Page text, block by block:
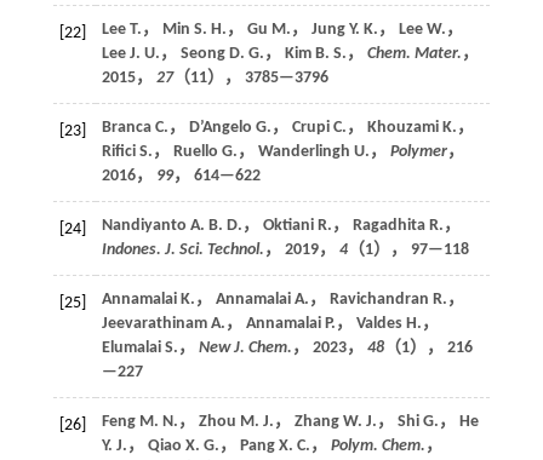
[22]
Lee T.， Min S. H.， Gu M.， Jung Y. K.， Lee W.，
Lee J. U.， Seong D. G.， Kim B. S.， Chem. Mater. ，
2015， 27（11）， 3785—3796
[23]
Branca C.， D’Angelo G.， Crupi C.， Khouzami K.，
Rifici S.， Ruello G.， Wanderlingh U.， Polymer，
2016， 99， 614—622
[24]
Nandiyanto A. B. D.， Oktiani R.， Ragadhita R.，
Indones. J. Sci. Technol. ， 2019， 4（1）， 97—118
[25]
Annamalai K.， Annamalai A.， Ravichandran R.，
Jeevarathinam A.， Annamalai P.， Valdes H.，
Elumalai S.， New J. Chem. ， 2023， 48（1）， 216
—227
[26]
Feng M. N.， Zhou M. J.， Zhang W. J.， Shi G.， He
Y. J.， Qiao X. G.， Pang X. C.， Polym. Chem. ，